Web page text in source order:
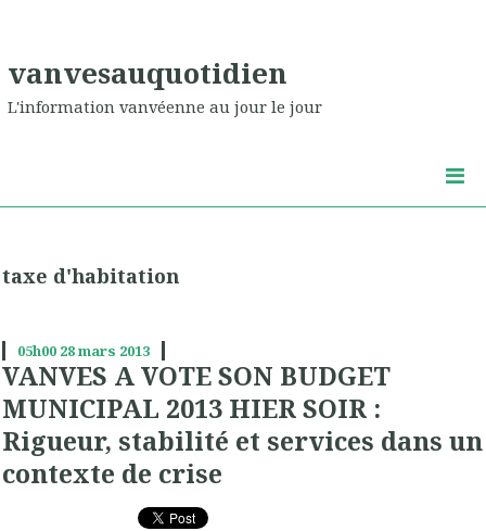
vanvesauquotidien
L'information vanvéenne au jour le jour
taxe d'habitation
05h00 28mars 2013
VANVES A VOTE SON BUDGET
MUNICIPAL 2013 HIER SOIR :
Rigueur, stabilité et services dans un
contexte de crise